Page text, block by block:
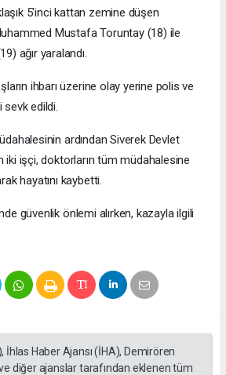
5'inci kattan zemine düşen
Mustafa Toruntay (18) ile
ağır yaralandı.
ihbarı üzerine olay yerine polis ve
sevk edildi.
ardından Siverek Devlet
iki işçi, doktorların tüm müdahalesine
hayatını kaybetti.
güvenlik önlemi alırken, kazayla ilgili
İhlas Haber Ajansı (İHA), Demirören
diğer ajanslar tarafından eklenen tüm